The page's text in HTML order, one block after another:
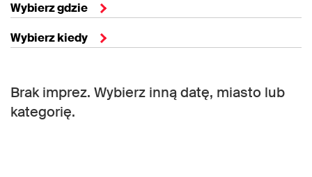
Wybierz gdzie
Wybierz kiedy
Brak imprez. Wybierz inną datę, miasto lub
kategorię.